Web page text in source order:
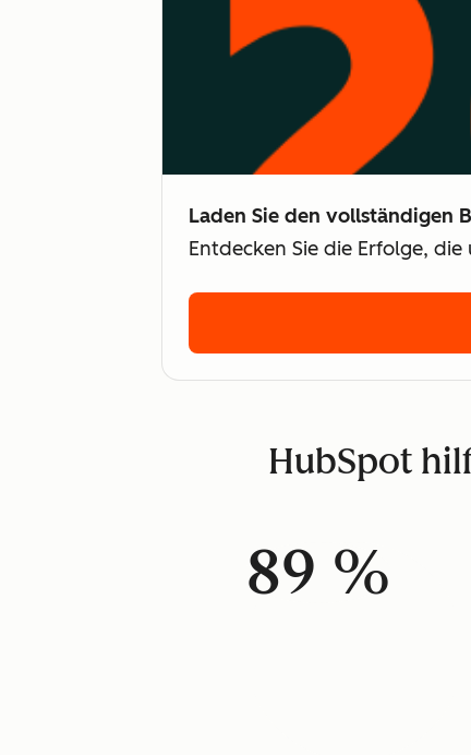
Laden Sie den vollständigen
Entdecken Sie die Erfolge,
HubSpot
89 %